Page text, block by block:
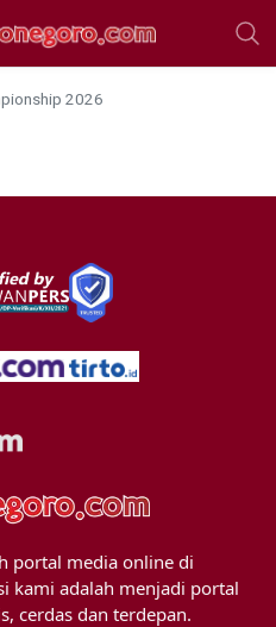
2026
portal media online di
kami adalah menjadi portal
cerdas dan terdepan.